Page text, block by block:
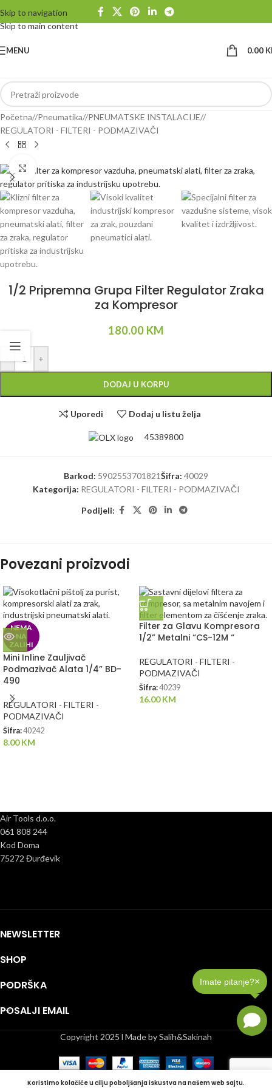
Skip to navigation
Skip to main content
MENU 0.00
Početna/ Pneumatika/ PNEUMATSKE INSTALACIJE/
REGULATORI - FILTERI - PODMAZIVAČI
Klikni da uvećaš
1/2 Pripremna Grupa Filter Regulator Zraka
za Kompresor
180.00 KM
+
DODAJ U KORPU
Uporedi Dodaj u listu želja
45389800
Barkod: 5902553701821Šifra: 40029
Kategorija: REGULATORI - FILTERI - PODMAZIVAČI
Podijeli:
Povezani proizvodi
NEMA
NA
ZALIHI
Mini Inline Zauljivač
Podmazivač Alata 1/4” BD-
490
REGULATORI - FILTERI -
PODMAZIVAČI
Šifra:40242
8.00KM
Filter za Glavu Kompresora
1/2” Metalni “CS-12M “
REGULATORI - FILTERI -
PODMAZIVAČI
Šifra:40239
16.00KM
Air Tools d.o.o.
061 808 244
Kod Doma
75272 Đurđevik
NEWSLETTER
SHOP
PODRŠKA
POSALJI EMAIL
Copyright 2025 l Made by Salih&Sakinah
Koristimo kolačiće u cilju poboljšanja iskustva na našem web sajtu.
Imate pitanje?×